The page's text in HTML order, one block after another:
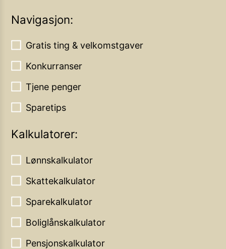
Navigasjon:
Gratis ting & velkomstgaver
Konkurranser
Tjene penger
Sparetips
Kalkulatorer:
Lønnskalkulator
Skattekalkulator
Sparekalkulator
Boliglånskalkulator
Pensjonskalkulator